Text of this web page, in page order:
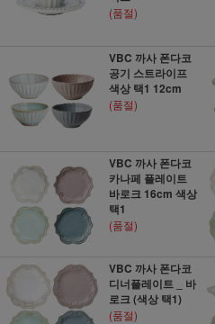
(품절)
VBC 까사 폰다코
공기 스트라이프
색상 택1 12cm
(품절)
VBC 까사 폰다코
카나페 플레이트
바로크 16cm 색상
택1
(품절)
VBC 까사 폰다코
디너플레이트 _ 바
로크 (색상 택1)
(품절)